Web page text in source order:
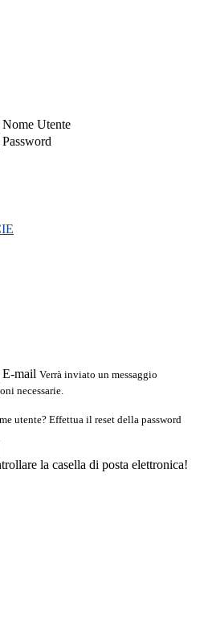
Nome Utente
Password
E-mail Verrà inviato un messaggio
necessarie.
utente? Effettua il reset della password
la casella di posta elettronica!